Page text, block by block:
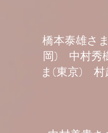
橋本泰雄さ
岡) 中村秀
ま(東京) 村